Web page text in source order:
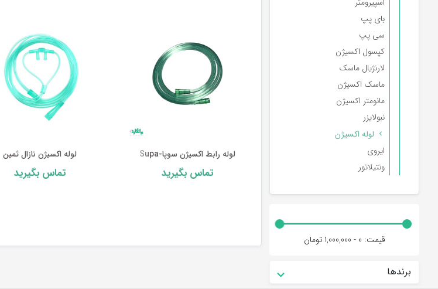
بای پپ
سی پپ
کپسول اکسیژن
لارنژیال ماسک
ماسک اکسیژن
مانومتر اکسیژن
نبولایزر
لوله اکسیژن
ایروی
ونتیلاتور
قیمت: 0 - 1,000,000 تومان
برندها
لوله رابط اکسیژن سوپا-Supa
تماس بگیرید
لوله اکسیژن نازال ثمین
تماس بگیرید